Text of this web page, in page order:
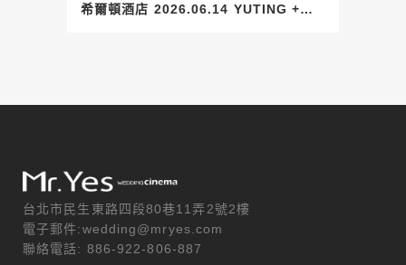
希爾頓酒店 2026.06.14 YUTING +
台北市民生東路四段80巷11弄2號2樓
電子郵件:wedding@mryes.com
聯絡電話: 886-922-806-887